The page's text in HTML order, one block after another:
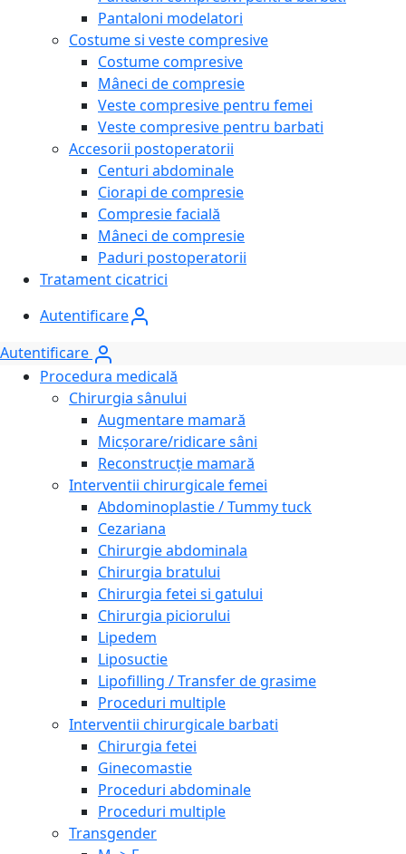
Pantaloni modelatori
Costume si veste compresive
Costume compresive
Mâneci de compresie
Veste compresive pentru femei
Veste compresive pentru barbati
Accesorii postoperatorii
Centuri abdominale
Ciorapi de compresie
Compresie facială
Mâneci de compresie
Paduri postoperatorii
Tratament cicatrici
Autentificare
Autentificare
Procedura medicală
Chirurgia sânului
Augmentare mamară
Micșorare/ridicare sâni
Reconstrucție mamară
Interventii chirurgicale femei
Abdominoplastie / Tummy tuck
Cezariana
Chirurgie abdominala
Chirurgia bratului
Chirurgia fetei si gatului
Chirurgia piciorului
Lipedem
Liposuctie
Lipofilling / Transfer de grasime
Proceduri multiple
Interventii chirurgicale barbati
Chirurgia fetei
Ginecomastie
Proceduri abdominale
Proceduri multiple
Transgender